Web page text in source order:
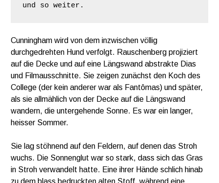
Cunningham wird von dem inzwischen völlig
durchgedrehten Hund verfolgt. Rauschenberg projiziert
auf die Decke und auf eine Längswand abstrakte Dias
und Filmausschnitte. Sie zeigen zunächst den Koch des
College (der kein anderer war als Fantômas) und später,
als sie allmählich von der Decke auf die Längswand
wandern, die untergehende Sonne. Es war ein langer,
heisser Sommer.
Sie lag stöhnend auf den Feldern, auf denen das Stroh
wuchs. Die Sonnenglut war so stark, dass sich das Gras
in Stroh verwandelt hatte. Eine ihrer Hände schlich hinab